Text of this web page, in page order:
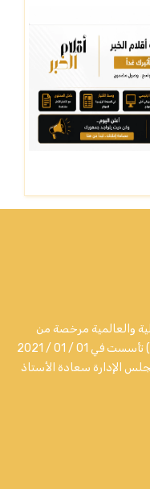
والعالمية مرخصة من
الهيئة العامة لتنظيم الإعلام رقم (1100666) تأسست في 01 / 01 / 2021
الإدارة سعادة الأستاذ